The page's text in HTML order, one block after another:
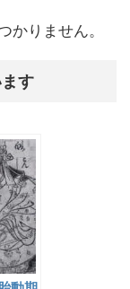
りません。
す